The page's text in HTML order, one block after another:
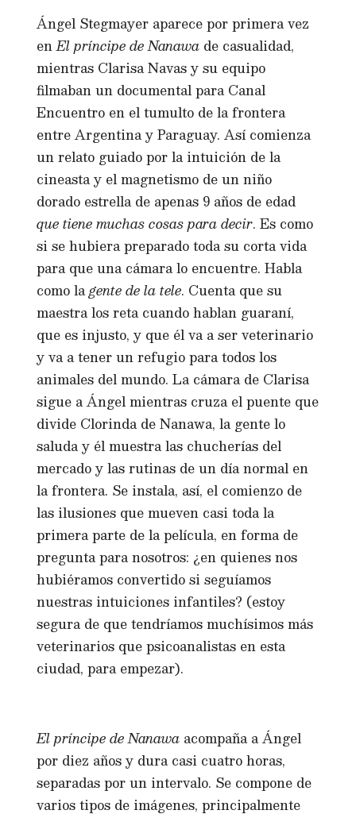
Ángel Stegmayer aparece por primera vez
enEl príncipe de Nanawa de casualidad,
mientras Clarisa Navas y su equipo
filmaban un documental para Canal
Encuentro en el tumulto de la frontera
entre Argentina y Paraguay. Así comienza
un relato guiado por la intuición de la
cineasta y el magnetismo de un niño
dorado estrella de apenas 9 años de edad
que tiene muchas cosas para decir. Es como
si se hubiera preparado toda su corta vida
para que una cámara lo encuentre. Habla
como lagente de la tele. Cuenta que su
maestra los reta cuando hablan guaraní,
que es injusto, y que él va a ser veterinario
y va a tener un refugio para todos los
animales del mundo. La cámara de Clarisa
sigue a Ángel mientras cruza el puente que
divide Clorinda de Nanawa, la gente lo
saluda y él muestra las chucherías del
mercado y las rutinas de un día normal en
la frontera. Se instala, así, el comienzo de
las ilusiones que mueven casi toda la
primera parte de la película, en forma de
pregunta para nosotros: ¿en quienes nos
hubiéramos convertido si seguíamos
nuestras intuiciones infantiles? (estoy
segura de que tendríamos muchísimos más
veterinarios que psicoanalistas en esta
ciudad, para empezar).
El príncipe de Nanawa acompaña a Ángel
por diez años y dura casi cuatro horas,
separadas por un intervalo. Se compone de
varios tipos de imágenes, principalmente